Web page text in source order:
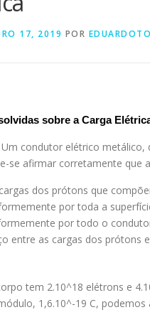
17, 2019 POR
sobre a Carga
Um condutor elétrico
se afirmar corretamente que
dos prótons que
por toda a
por todo o
entre as cargas dos prótons
tem 2.10^18 elétrons e
1,6.10^-19 C,